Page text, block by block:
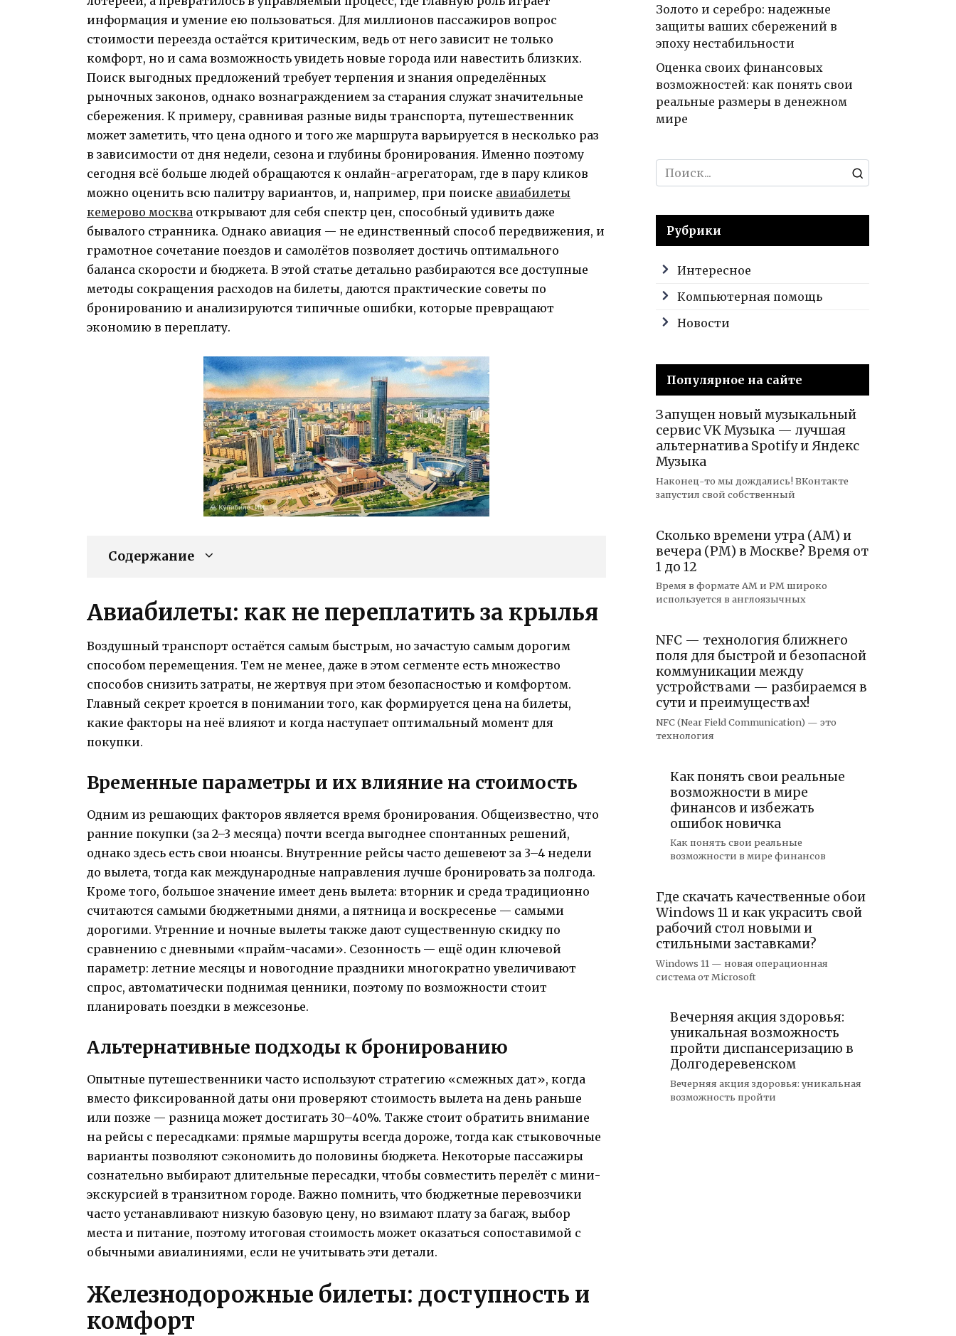
информация и умение ею пользоваться. Для миллионов пассажиров вопрос
стоимости переезда остаётся критическим, ведь от него зависит не только
комфорт, но и сама возможность увидеть новые города или навестить близких.
Поиск выгодных предложений требует терпения и знания определённых
рыночных законов, однако вознаграждением за старания служат значительные
сбережения. К примеру, сравнивая разные виды транспорта, путешественник
может заметить, что цена одного и того же маршрута варьируется в несколько раз
в зависимости от дня недели, сезона и глубины бронирования. Именно поэтому
сегодня всё больше людей обращаются к онлайн-агрегаторам, где в пару кликов
можно оценить всю палитру вариантов, и, например, при поиске авиабилеты
кемерово москва открывают для себя спектр цен, способный удивить даже
бывалого странника. Однако авиация — не единственный способ передвижения, и
грамотное сочетание поездов и самолётов позволяет достичь оптимального
баланса скорости и бюджета. В этой статье детально разбираются все доступные
методы сокращения расходов на билеты, даются практические советы по
бронированию и анализируются типичные ошибки, которые превращают
экономию в переплату.
Содержание
Авиабилеты: как не переплатить за крылья
Воздушный транспорт остаётся самым быстрым, но зачастую самым дорогим
способом перемещения. Тем не менее, даже в этом сегменте есть множество
способов снизить затраты, не жертвуя при этом безопасностью и комфортом.
Главный секрет кроется в понимании того, как формируется цена на билеты,
какие факторы на неё влияют и когда наступает оптимальный момент для
покупки.
Временные параметры и их влияние на стоимость
Одним из решающих факторов является время бронирования. Общеизвестно, что
ранние покупки (за 2–3 месяца) почти всегда выгоднее спонтанных решений,
однако здесь есть свои нюансы. Внутренние рейсы часто дешевеют за 3–4 недели
до вылета, тогда как международные направления лучше бронировать за полгода.
Кроме того, большое значение имеет день вылета: вторник и среда традиционно
считаются самыми бюджетными днями, а пятница и воскресенье — самыми
дорогими. Утренние и ночные вылеты также дают существенную скидку по
сравнению с дневными «прайм-часами». Сезонность — ещё один ключевой
параметр: летние месяцы и новогодние праздники многократно увеличивают
спрос, автоматически поднимая ценники, поэтому по возможности стоит
планировать поездки в межсезонье.
Альтернативные подходы к бронированию
Опытные путешественники часто используют стратегию «смежных дат», когда
вместо фиксированной даты они проверяют стоимость вылета на день раньше
или позже — разница может достигать 30–40%. Также стоит обратить внимание
на рейсы с пересадками: прямые маршруты всегда дороже, тогда как стыковочные
варианты позволяют сэкономить до половины бюджета. Некоторые пассажиры
сознательно выбирают длительные пересадки, чтобы совместить перелёт с мини-
экскурсией в транзитном городе. Важно помнить, что бюджетные перевозчики
часто устанавливают низкую базовую цену, но взимают плату за багаж, выбор
места и питание, поэтому итоговая стоимость может оказаться сопоставимой с
обычными авиалиниями, если не учитывать эти детали.
Железнодорожные билеты: доступность и
комфорт
Золото и серебро: надежные
защиты ваших сбережений в
эпоху нестабильности
Оценка своих финансовых
возможностей: как понять свои
реальные размеры в денежном
мире
Search
for:
Рубрики
Интересное
Компьютерная помощь
Новости
Популярное на сайте
Запущен новый музыкальный
сервис VK Музыка — лучшая
альтернатива Spotify и Яндекс
Музыка
Наконец-то мы дождались! ВКонтакте
запустил свой собственный
Сколько времени утра (AM) и
вечера (PM) в Москве? Время от
1 до 12
Время в формате AM и PM широко
используется в англоязычных
NFC — технология ближнего
поля для быстрой и безопасной
коммуникации между
устройствами — разбираемся в
сути и преимуществах!
NFC (Near Field Communication) — это
технология
Как понять свои реальные
возможности в мире
финансов и избежать
ошибок новичка
Как понять свои реальные
возможности в мире финансов
Где скачать качественные обои
Windows 11 и как украсить свой
рабочий стол новыми и
стильными заставками?
Windows 11 — новая операционная
система от Microsoft
Вечерняя акция здоровья:
уникальная возможность
пройти диспансеризацию в
Долгодеревенском
Вечерняя акция здоровья: уникальная
возможность пройти